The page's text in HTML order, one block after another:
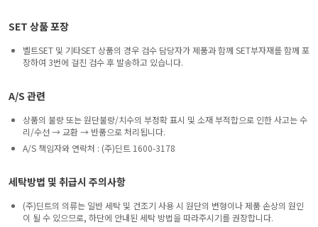
SET 상품 포장
벨트SET 및 기타SET 상품의 경우 검수 담당자가 제품과 함께 SET부자재를 함께 포
장하여 3번에 걸친 검수 후 발송하고 있습니다.
A/S 관련
상품의 불량 또는 원단불량/치수의 부정확 표시 및 소재 부적합으로 인한 사고는 수
리/수선 → 교환 → 반품으로 처리됩니다.
A/S 책임자와 연락처 : (주)딘트 1600-3178
세탁방법 및 취급시 주의사항
(주)딘트의 의류는 일반 세탁 및 건조기 사용 시 원단의 변형이나 제품 손상의 원인
이 될 수 있으므로, 하단에 안내된 세탁 방법을 따라주시기를 권장합니다.